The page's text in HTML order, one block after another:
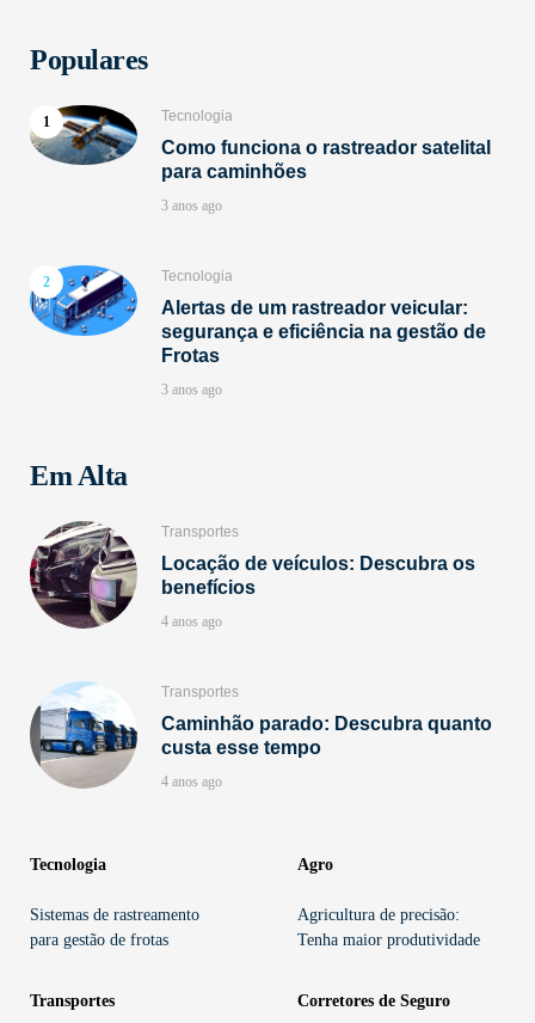
Populares
Tecnologia
Como funciona o rastreador satelital
para caminhões
3 anos ago
Tecnologia
Alertas de um rastreador veicular:
segurança e eficiência na gestão de
Frotas
3 anos ago
Em Alta
Transportes
Locação de veículos: Descubra os
benefícios
4 anos ago
Transportes
Caminhão parado: Descubra quanto
custa esse tempo
4 anos ago
Tecnologia
Sistemas de rastreamento
para gestão de frotas
Agro
Agricultura de precisão:
Tenha maior produtividade
Transportes Corretores de Seguro